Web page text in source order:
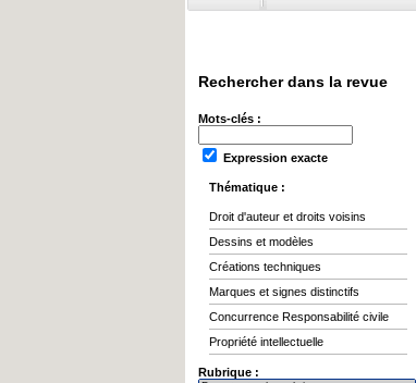
Rechercher dans la revue
Mots-clés :
Expression exacte
Thématique :
Droit d'auteur et droits voisins
Dessins et modèles
Créations techniques
Marques et signes distinctifs
Concurrence Responsabilité civile
Propriété intellectuelle
Rubrique :